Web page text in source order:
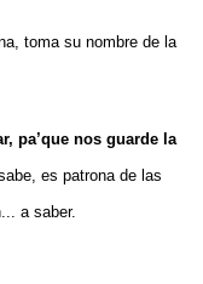
toma su nombre de la
pa’que nos guarde la
es patrona de las
a saber.